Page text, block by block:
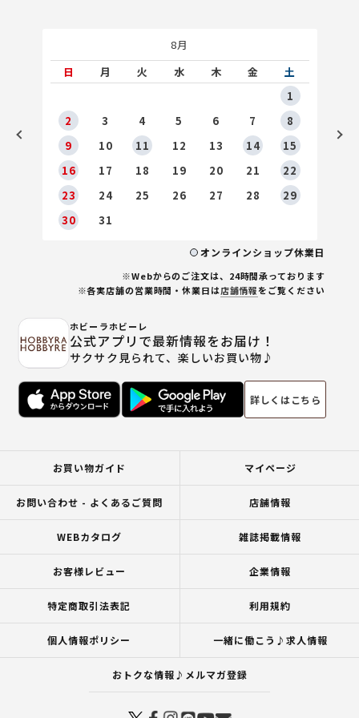
8月
日
月 火 水 木 金
土
1
2
3 4 5 6 7
8
9
10 11 12 13 14
15
16
17 18 19 20 21
22
23
24 25 26 27 28
29
30
31
オンラインショップ休業日
※Webからのご注文は、24時間承っております
※各実店舗の営業時間・休業日は店舗情報をご覧ください
ホビーラホビーレ
公式アプリで最新情報をお届け！
サクサク見られて、楽しいお買い物♪
詳しくはこちら
お買い物ガイド マイページ
お問い合わせ - よくあるご質問 店舗情報
WEBカタログ 雑誌掲載情報
お客様レビュー 企業情報
特定商取引法表記 利用規約
個人情報ポリシー 一緒に働こう♪求人情報
おトクな情報♪メルマガ登録